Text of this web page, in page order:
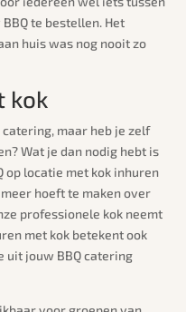
te bestellen. Het
huis was nog nooit zo
kok
maar heb je zelf
Wat je dan nodig hebt is
op locatie met kok inhuren
hoeft te maken over
professionele kok neemt
met kok betekent ook
uit jouw BBQ catering